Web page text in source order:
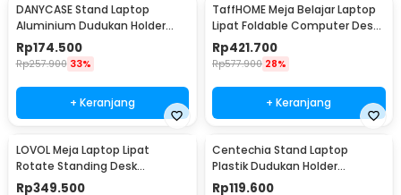
DANYCASE Stand Laptop
Aluminium Dudukan Holder
Foldable Cooling Fan - DC1316
Rp174.500
Rp257.900 33%
+ Keranjang
TaffHOME Meja Belajar Laptop
Lipat Foldable Computer Desk
- BL-A53
Rp421.700
Rp577.900 28%
+ Keranjang
LOVOL Meja Laptop Lipat
Rotate Standing Desk
Telescopic for Bed - C02Y
Rp349.500
Centechia Stand Laptop
Plastik Dudukan Holder
Foldable Cooling Fan - CT1310
Rp119.600